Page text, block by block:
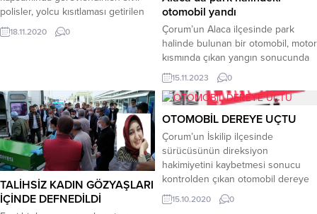
polisler, yolcu kısıtlaması getirilen
özel halk otobüslerinde
denetimlere başladı.Çorum’da İl
özel halk otobüslerine yolcu sayısı
sınırlaması getirildi. Kararın
ardından trafik polisi ekipleri de
halk otobüslerini denetlemeye
başladı. İl Emniyet Müdürlüğü
tarafından görevlendirilen...
18.11.2020 0
otomobil yandı
Çorum’un Alaca ilçesinde park
halinde bulunan bir otomobil, motor
kısmında çıkan yangın sonucunda
yandı.Olay sabah saatlerinde
Özkan Mahallesi, Cumhuriyet
Caddesi üzerinde yaşandı. Cadde
üzerinde park halinde bulunan
Kaan Öksüz’e ait 19 LN 988 plakalı
otomobil motor kısmından alev
alarak yanmaya başladı. Otomobilin
yandığı gören çevredeki
vatandaşlar olayı polis ve itfaiye...
15.11.2023 0
TALİHSİZ KADIN GÖZYAŞLARI
İÇİNDE DEFNEDİLDİ
OTOMOBİL DEREYE UÇTU
Çorum’un İskilip ilçesinde
sürücüsünün direksiyon
hakimiyetini kaybetmesi sonucu
kontrolden çıkan otomobil dereye
uçtu. Kazada 2 kişi yaralandı.Kaza,
Ulaştepe mahallesinde meydana
15.10.2020 0